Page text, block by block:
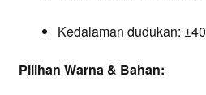
Kedalaman dudukan:
Pilihan Warna & Bahan: